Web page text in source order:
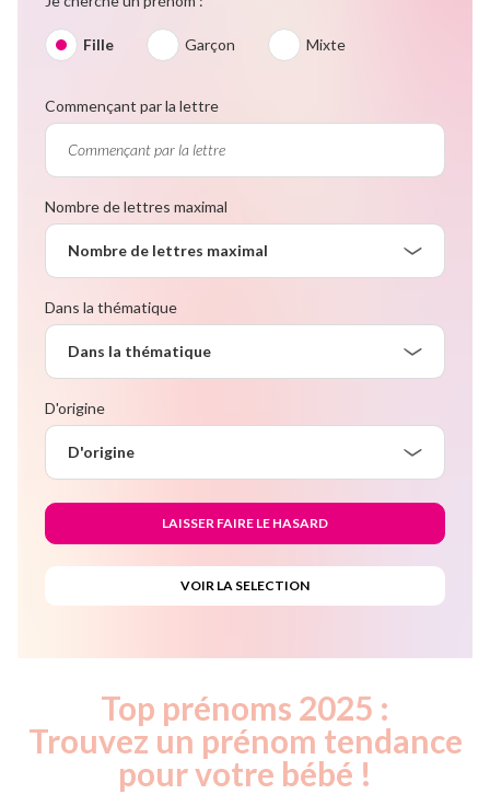
Fille Garçon Mixte
Commençant par la lettre
Nombre de lettres maximal
Nombre de lettres maximal
Dans la thématique
Dans la thématique
D'origine
D'origine
Top prénoms 2025 :
Trouvez un prénom tendance
pour votre bébé !